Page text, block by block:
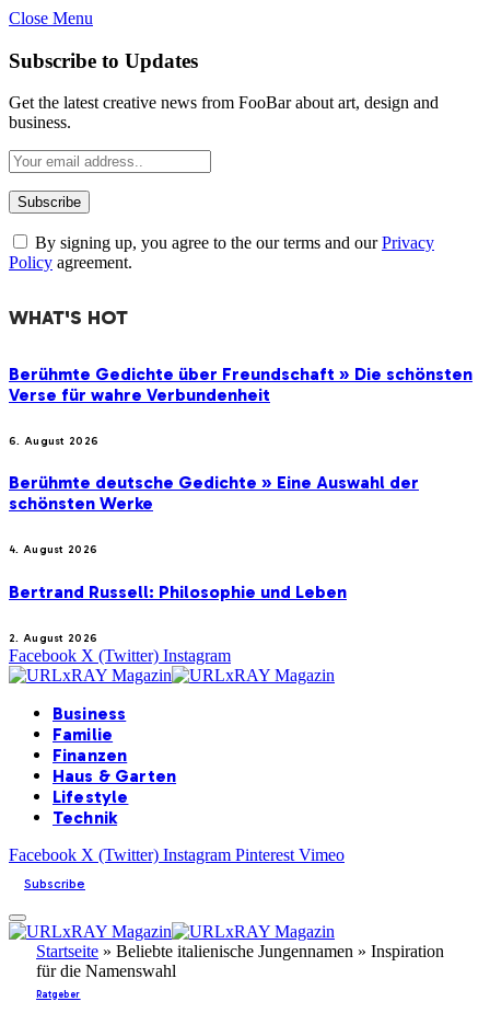
Close Menu
Subscribe to Updates
Get the latest creative news from FooBar about art, design and
business.
By signing up, you agree to the our terms and ourPrivacy
Policy agreement.
WHAT'S HOT
Berühmte Gedichte über Freundschaft » Die schönsten
Verse für wahre Verbundenheit
6. August 2026
Berühmte deutsche Gedichte » Eine Auswahl der
schönsten Werke
4. August 2026
Bertrand Russell: Philosophie und Leben
2. August 2026
Facebook X (Twitter) Instagram
Business
Familie
Finanzen
Haus & Garten
Lifestyle
Technik
Facebook X (Twitter) Instagram Pinterest Vimeo
Subscribe
Startseite » Beliebte italienische Jungennamen » Inspiration
für die Namenswahl
Ratgeber